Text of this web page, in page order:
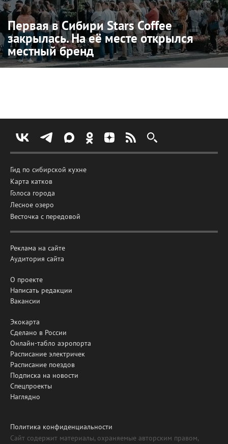
Первая в Сибири Stars Coffee
закрылась. На её месте открылся
местный бренд
Гид по сибирской кухне
Карта катков
Голоса города
Лесное озеро
Весточка с передовой
Реклама на сайте
Аудитория сайта
О проекте
Написать редакции
Вакансии
Экокарта
Сделано в России
Онлайн-табло аэропорта
Расписание электричек
Расписание поездов
Подписка на новости
Спецпроекты
Наглядно
Политика конфиденциальности
Сайт содержит материалы, охраняемые авторским правом,